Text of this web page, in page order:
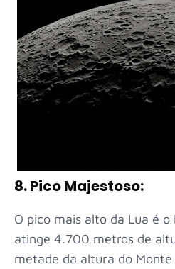
8. Pico Majestoso:
O pico mais alto da Lua é o
atinge 4.700 metros de
metade da altura do Monte